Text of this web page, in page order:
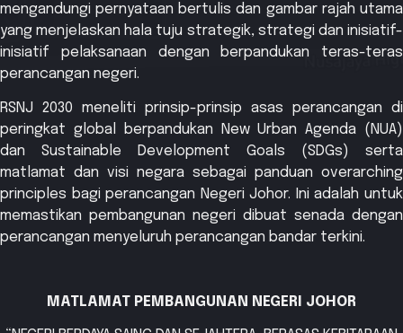
mengandungi pernyataan bertulis dan gambar rajah utama
yang menjelaskan hala tuju strategik, strategi dan inisiatif-
inisiatif pelaksanaan dengan berpandukan teras-teras
perancangan negeri.
RSNJ 2030 meneliti prinsip-prinsip asas perancangan di
peringkat global berpandukan New Urban Agenda (NUA)
dan Sustainable Development Goals (SDGs) serta
matlamat dan visi negara sebagai panduan overarching
principles bagi perancangan Negeri Johor. Ini adalah untuk
memastikan pembangunan negeri dibuat senada dengan
perancangan menyeluruh perancangan bandar terkini.
MATLAMAT PEMBANGUNAN NEGERI JOHOR